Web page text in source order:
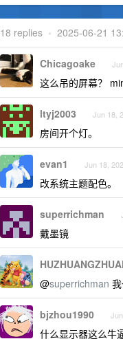
18 replies • 2025-06-21
Chicagoake
这么吊的屏幕？
ltyj2003 Jun 18,
房间开个灯。
evan1 Jun 18,
改系统主题配色。
superrichman
戴墨镜
@superrichman
bjzhou1990
什么显示器这么牛